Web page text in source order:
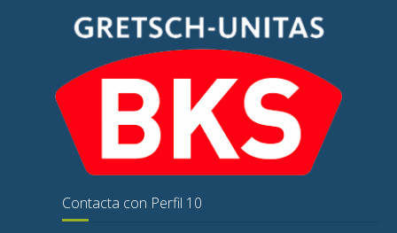
Contacta con Perfil 10